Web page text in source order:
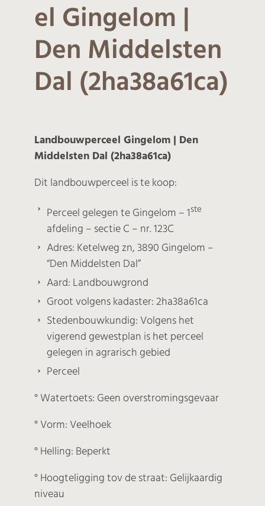
el Gingelom |
Den Middelsten
Dal (2ha38a61ca)
Landbouwperceel Gingelom | Den
Middelsten Dal (2ha38a61ca)
Dit landbouwperceel is te koop:
Perceel gelegen te Gingelom – 1 ste
afdeling – sectie C – nr. 123C
Adres: Ketelweg zn, 3890 Gingelom –
“Den Middelsten Dal”
Aard: Landbouwgrond
Groot volgens kadaster: 2ha38a61ca
Stedenbouwkundig: Volgens het
vigerend gewestplan is het perceel
gelegen in agrarisch gebied
Perceel
° Watertoets: Geen overstromingsgevaar
° Vorm: Veelhoek
° Helling: Beperkt
° Hoogteligging tov de straat: Gelijkaardig
niveau